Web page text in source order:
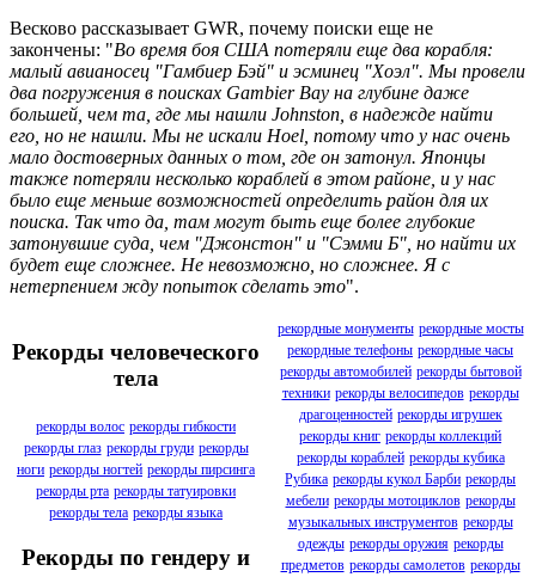
Весково рассказывает GWR, почему поиски еще не
закончены: "Во время боя США потеряли еще два корабля:
малый авианосец "Гамбиер Бэй" и эсминец "Хоэл". Мы провели
два погружения в поисках Gambier Bay на глубине даже
большей, чем та, где мы нашли Johnston, в надежде найти
его, но не нашли. Мы не искали Hoel, потому что у нас очень
мало достоверных данных о том, где он затонул. Японцы
также потеряли несколько кораблей в этом районе, и у нас
было еще меньше возможностей определить район для их
поиска. Так что да, там могут быть еще более глубокие
затонувшие суда, чем "Джонстон" и "Сэмми Б", но найти их
будет еще сложнее. Не невозможно, но сложнее. Я с
нетерпением жду попыток сделать это".
Рекорды человеческого
тела
рекорды волос рекорды гибкости
рекорды глаз рекорды груди рекорды
ноги рекорды ногтей рекорды пирсинга
рекорды рта рекорды татуировки
рекорды тела рекорды языка
Рекорды по гендеру и
рекордные монументы рекордные мосты
рекордные телефоны рекордные часы
рекорды автомобилей рекорды бытовой
техники рекорды велосипедов рекорды
драгоценностей рекорды игрушек
рекорды книг рекорды коллекций
рекорды кораблей рекорды кубика
Рубика рекорды кукол Барби рекорды
мебели рекорды мотоциклов рекорды
музыкальных инструментов рекорды
одежды рекорды оружия рекорды
предметов рекорды самолетов рекорды